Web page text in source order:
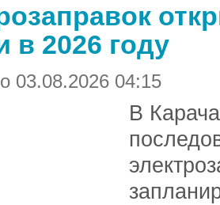
в 2026 году
03.08.2026 04:15
В